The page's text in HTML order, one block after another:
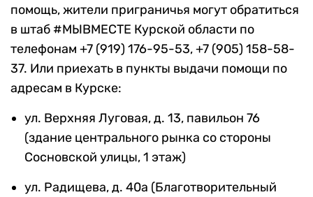
помощь, жители приграничья могут обратиться
в штаб #МЫВМЕСТЕ Курской области по
телефонам +7 (919) 176-95-53, +7 (905) 158-58-
37. Или приехать в пункты выдачи помощи по
адресам в Курске:
ул. Верхняя Луговая, д. 13, павильон 76
(здание центрального рынка со стороны
Сосновской улицы, 1 этаж)
ул. Радищева, д. 40а (Благотворительный